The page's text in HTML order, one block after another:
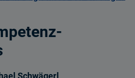
Schwägerl